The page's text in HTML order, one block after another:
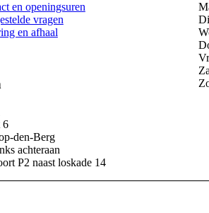
en openingsuren
vragen
en afhaal
6
den-Berg
achteraan
P2 naast loskade 14